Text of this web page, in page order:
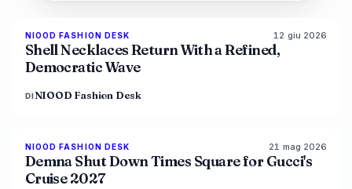
LIVE BRIEF
NIOOD FASHION DESK 12 giu 2026
Shell Necklaces Return With a Refined,
Democratic Wave
DINIOOD Fashion Desk
LIVE BRIEF
NIOOD FASHION DESK 21 mag 2026
Demna Shut Down Times Square for Gucci's
Cruise 2027